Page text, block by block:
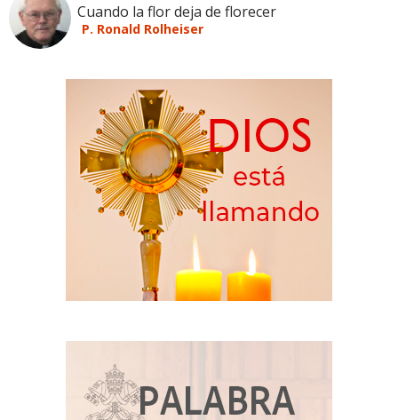
Cuando la flor deja de florecer
P. Ronald Rolheiser